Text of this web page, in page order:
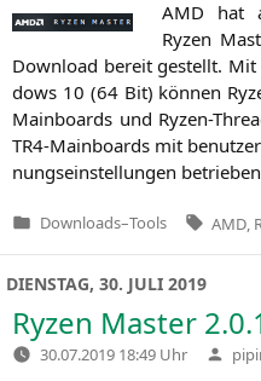
AMD hat
Ryzen
Down­load bereit gestellt.
dows 10 (64 Bit) kön­nen
Main­boards und Ryzen-
TR4-Main­boards mit
nungs­ein­stel­lun­gen
Veröffentlicht
Downloads–Tools Tags:
AMD
DIENSTAG, 30. JULI 2019
Ryzen Master
30.07.2019 18:49 Uhr
von